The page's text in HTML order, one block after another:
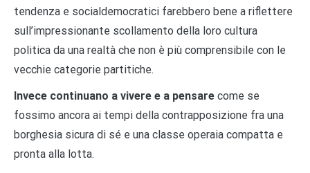
tendenza e socialdemocratici farebbero bene a riflettere
sull’impressionante scollamento della loro cultura
politica da una realtà che non è più comprensibile con le
vecchie categorie partitiche.
Invece continuano a vivere e a pensare come se
fossimo ancora ai tempi della contrapposizione fra una
borghesia sicura di sé e una classe operaia compatta e
pronta alla lotta.